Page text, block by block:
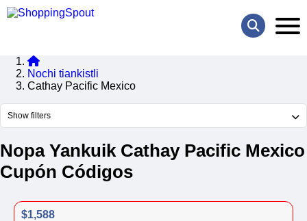
Nochi tiankistli
Cathay Pacific Mexico
Show filters
Nopa Yankuik Cathay Pacific Mexico
Cupón Códigos
$1,588